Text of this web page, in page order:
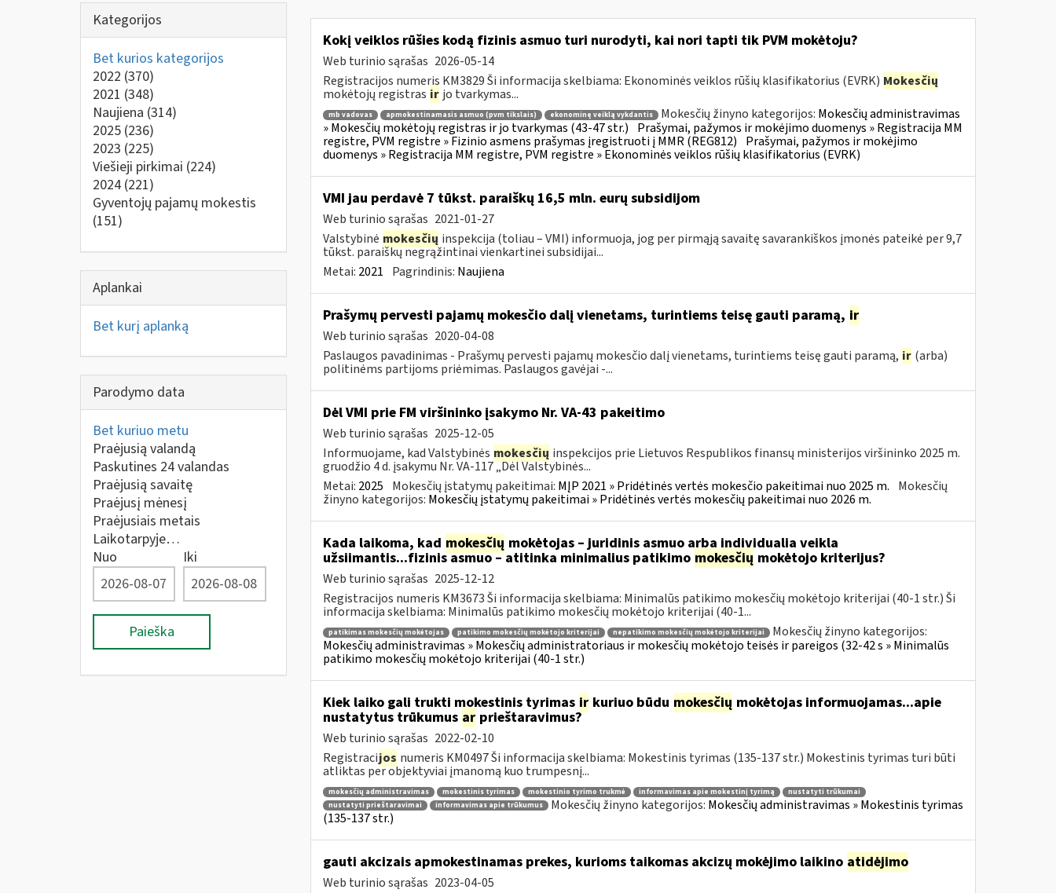
Kategorijos
Bet kurios kategorijos
2022 (370)
2021 (348)
Naujiena (314)
2025 (236)
2023 (225)
Viešieji pirkimai (224)
2024 (221)
Gyventojų pajamų mokestis
(151)
Aplankai
Bet kurį aplanką
Parodymo data
Bet kuriuo metu
Praėjusią valandą
Paskutines 24 valandas
Praėjusią savaitę
Praėjusį mėnesį
Praėjusiais metais
Laikotarpyje…
Nuo
Iki
Paieška
Kokį veiklos rūšies kodą fizinis asmuo turi nurodyti, kai nori tapti tik PVM mokėtoju?
Web turinio sąrašas 2026-05-14
Registracijos numeris KM3829 Ši informacija skelbiama: Ekonominės veiklos rūšių klasifikatorius (EVRK) Mokesčių
mokėtojų registras ir jo tvarkymas...
mb vadovas apmokestinamasis asmuo (pvm tikslais) ekonominę veiklą vykdantis Mokesčių žinyno kategorijos: Mokesčių administravimas
» Mokesčių mokėtojų registras ir jo tvarkymas (43-47 str.) Prašymai, pažymos ir mokėjimo duomenys » Registracija MM
registre, PVM registre » Fizinio asmens prašymas įregistruoti į MMR (REG812) Prašymai, pažymos ir mokėjimo
duomenys » Registracija MM registre, PVM registre » Ekonominės veiklos rūšių klasifikatorius (EVRK)
VMI jau perdavė 7 tūkst. paraiškų 16,5 mln. eurų subsidijom
Web turinio sąrašas 2021-01-27
Valstybinė mokesčių inspekcija (toliau – VMI) informuoja, jog per pirmąją savaitę savarankiškos įmonės pateikė per 9,7
tūkst. paraiškų negrąžintinai vienkartinei subsidijai...
Metai: 2021 Pagrindinis: Naujiena
Prašymų pervesti pajamų mokesčio dalį vienetams, turintiems teisę gauti paramą, ir
Web turinio sąrašas 2020-04-08
Paslaugos pavadinimas - Prašymų pervesti pajamų mokesčio dalį vienetams, turintiems teisę gauti paramą, ir (arba)
politinėms partijoms priėmimas. Paslaugos gavėjai -...
Dėl VMI prie FM viršininko įsakymo Nr. VA-43 pakeitimo
Web turinio sąrašas 2025-12-05
Informuojame, kad Valstybinės mokesčių inspekcijos prie Lietuvos Respublikos finansų ministerijos viršininko 2025 m.
gruodžio 4 d. įsakymu Nr. VA-117 „Dėl Valstybinės...
Metai: 2025 Mokesčių įstatymų pakeitimai: MĮP 2021 » Pridėtinės vertės mokesčio pakeitimai nuo 2025 m. Mokesčių
žinyno kategorijos: Mokesčių įstatymų pakeitimai » Pridėtinės vertės mokesčių pakeitimai nuo 2026 m.
Kada laikoma, kad mokesčių mokėtojas – juridinis asmuo arba individualia veikla
užsiimantis...fizinis asmuo – atitinka minimalius patikimo mokesčių mokėtojo kriterijus?
Web turinio sąrašas 2025-12-12
Registracijos numeris KM3673 Ši informacija skelbiama: Minimalūs patikimo mokesčių mokėtojo kriterijai (40-1 str.) Ši
informacija skelbiama: Minimalūs patikimo mokesčių mokėtojo kriterijai (40-1...
patikimas mokesčių mokėtojas patikimo mokesčių mokėtojo kriterijai nepatikimo mokesčių mokėtojo kriterijai
Mokesčių žinyno kategorijos:
Mokesčių administravimas » Mokesčių administratoriaus ir mokesčių mokėtojo teisės ir pareigos (32-42 s » Minimalūs
patikimo mokesčių mokėtojo kriterijai (40-1 str.)
Kiek laiko gali trukti mokestinis tyrimas irkuriuo būdu mokesčių mokėtojas informuojamas...apie
nustatytus trūkumus arprieštaravimus?
Web turinio sąrašas 2022-02-10
Registracijos numeris KM0497 Ši informacija skelbiama: Mokestinis tyrimas (135-137 str.) Mokestinis tyrimas turi būti
atliktas per objektyviai įmanomą kuo trumpesnį...
mokesčių administravimas mokestinis tyrimas mokestinio tyrimo trukmė informavimas apie mokestinį tyrimą
nustatyti trūkumai
nustatyti prieštaravimai
informavimas apie trūkumus Mokesčių žinyno kategorijos: Mokesčių administravimas » Mokestinis tyrimas
(135-137 str.)
gauti akcizais apmokestinamas prekes, kurioms taikomas akcizų mokėjimo laikino atidėjimo
Web turinio sąrašas 2023-04-05